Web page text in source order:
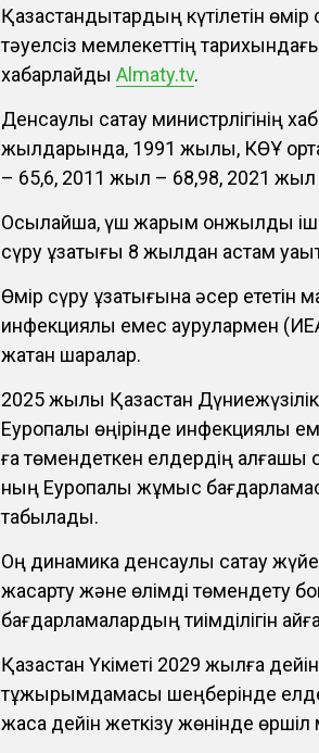
Қазақстандықтардың күтілетін
тәуелсіз мемлекеттің
хабарлайдыАlmaty.tv.
Денсаулық сақтау министрлігінің
жылдарында, 1991 жылы, КӨҰ
– 65,6, 2011 жыл – 68,98, 2021 жыл
Осылайша, үш жарым онжылдық
сүру ұзақтығы 8 жылдан астам
Өмір сүру ұзақтығына әсер
инфекциялық емес аурулармен
жатқан шаралар.
2025 жылы Қазақстан
Еуропалық өңірінде инфекциялық
ға төмендеткен елдердің
ның Еуропалық жұмыс
табылады.
Оң динамика денсаулық сақтау
жақсарту және өлімді төмендету
бағдарламалардың тиімділігін
Қазақстан Үкіметі 2029 жылға
тұжырымдамасы шеңберінде
жасқа дейін жеткізу жөнінде өршіл